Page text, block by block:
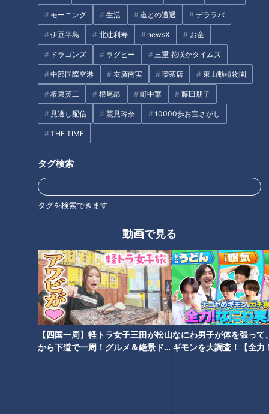
モーニング 生活 道との遭遇 デララバ
伊豆半島 北辻利寿 newsX お金
ドラゴンズ ラグビー 三重 花咲かタイムズ
中部国際空港 友廣南実 喫茶店 東山動植物園
板東英二 根尾昂 町中華 藤田朋子
見逃し配信 鷲見玲奈 10000歩お宝さがし
THE TIME
タグ検索
タグを検索できます
動画で見る
【四国一周】軽トラ女子三田が松山
から下道で一周！グルメ＆絶景ドラ
なにわ男子が体を張って
ギモンを大調査！【全力
今年も「視・聴・味・嗅・触」の5感をフルに使って楽しむ体
験型イベントとしての軸を守りつつ、会場を「サカエヒロバ
ス」へ広げてパワーアップした形で開催。
エディオン久屋広場の特設ステージでは、CBCテレビの人気
番組の公開ステージ・生放送や豪華アーティストによるライ
ブ、地元高校生による演奏会などが行われ、連日熱気あふれる
空間となりました。また、人気番組とタイアップした5つのグ